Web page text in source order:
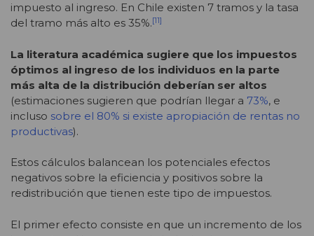
impuesto al ingreso. En Chile existen 7 tramos y la tasa
del tramo más alto es 35%.[11]
La literatura académica sugiere que los impuestos
óptimos al ingreso de los individuos en la parte
más alta de la distribución deberían ser altos
(estimaciones sugieren que podrían llegar a 73%, e
incluso sobre el 80% si existe apropiación de rentas no
productivas).
Estos cálculos balancean los potenciales efectos
negativos sobre la eficiencia y positivos sobre la
redistribución que tienen este tipo de impuestos.
El primer efecto consiste en que un incremento de los